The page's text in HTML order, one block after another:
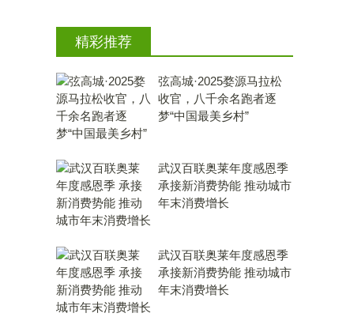
精彩推荐
弦高城·2025婺源马拉松
收官，八千余名跑者逐
梦“中国最美乡村”
武汉百联奥莱年度感恩季
承接新消费势能 推动城市
年末消费增长
武汉百联奥莱年度感恩季
承接新消费势能 推动城市
年末消费增长